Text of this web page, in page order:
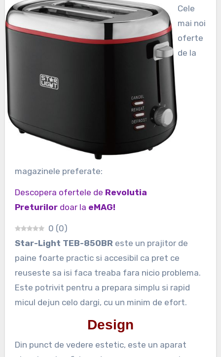
Cele
mai noi
oferte
de la
magazinele preferate:
Descopera ofertele de Revolutia
Preturilor doar la eMAG!
0 (0)
Star-Light TEB-850BR este un prajitor de
paine foarte practic si accesibil ca pret ce
reuseste sa isi faca treaba fara nicio problema.
Este potrivit pentru a prepara simplu si rapid
micul dejun celo dargi, cu un minim de efort.
Design
Din punct de vedere estetic, este un aparat